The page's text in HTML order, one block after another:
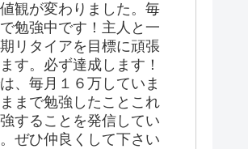
観が変わりました。毎
勉強中です！主人と一
リタイアを目標に頑張
す。必ず達成します！
、毎月１６万していま
まで勉強したことこれ
することを発信してい
ぜひ仲良くして下さい